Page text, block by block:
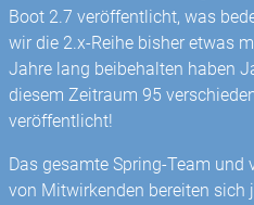
Boot 2.7 veröffentlicht, was
wir die 2.x-Reihe bisher etwas
Jahre lang beibehalten haben
diesem Zeitraum 95
veröffentlicht!
Das gesamte Spring-Team
von Mitwirkenden bereiten sich